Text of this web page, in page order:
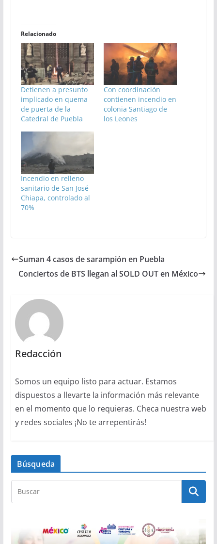
Relacionado
Detienen a presunto
implicado en quema
de puerta de la
Catedral de Puebla
Con coordinación
contienen incendio en
colonia Santiago de
los Leones
Incendio en relleno
sanitario de San José
Chiapa, controlado al
70%
Suman 4 casos de sarampión en Puebla
Conciertos de BTS llegan al SOLD OUT en México
Redacción
Somos un equipo listo para actuar. Estamos
dispuestos a llevarte la información más relevante
en el momento que lo requieras. Checa nuestra web
y redes sociales ¡No te arrepentirás!
Búsqueda